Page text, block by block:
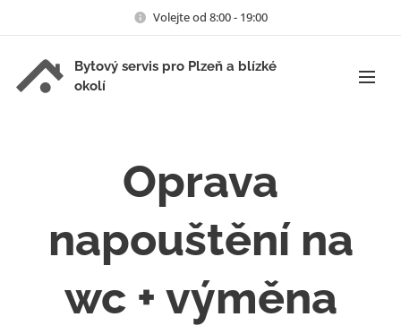
Volejte od 8:00 - 19:00
Bytový servis pro Plzeň a blízké
okolí
Oprava
napouštění na
wc + výměna